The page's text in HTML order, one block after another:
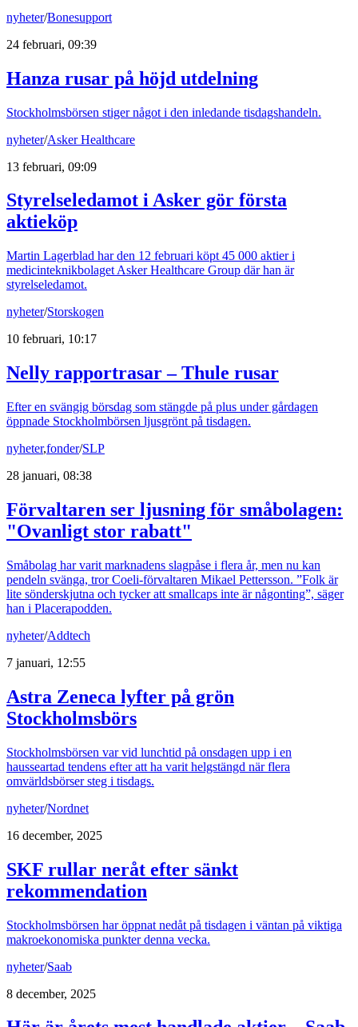
nyheter/Bonesupport
24 februari, 09:39
Hanza rusar på höjd utdelning
Stockholmsbörsen stiger något i den inledande tisdagshandeln.
nyheter/Asker Healthcare
13 februari, 09:09
Styrelseledamot i Asker gör första
aktieköp
Martin Lagerblad har den 12 februari köpt 45 000 aktier i
medicinteknikbolaget Asker Healthcare Group där han är
styrelseledamot.
nyheter/Storskogen
10 februari, 10:17
Nelly rapportrasar – Thule rusar
Efter en svängig börsdag som stängde på plus under gårdagen
öppnade Stockholmbörsen ljusgrönt på tisdagen.
nyheter,fonder/SLP
28 januari, 08:38
Förvaltaren ser ljusning för småbolagen:
"Ovanligt stor rabatt"
Småbolag har varit marknadens slagpåse i flera år, men nu kan
pendeln svänga, tror Coeli-förvaltaren Mikael Pettersson. ”Folk är
lite sönderskjutna och tycker att smallcaps inte är någonting”, säger
han i Placerapodden.
nyheter/Addtech
7 januari, 12:55
Astra Zeneca lyfter på grön
Stockholmsbörs
Stockholmsbörsen var vid lunchtid på onsdagen upp i en
hausseartad tendens efter att ha varit helgstängd när flera
omvärldsbörser steg i tisdags.
nyheter/Nordnet
16 december, 2025
SKF rullar neråt efter sänkt
rekommendation
Stockholmsbörsen har öppnat nedåt på tisdagen i väntan på viktiga
makroekonomiska punkter denna vecka.
nyheter/Saab
8 december, 2025